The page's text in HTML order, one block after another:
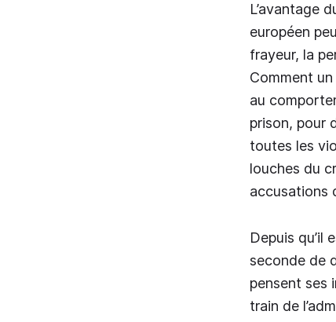
L’avantage
européen
frayeur, la
Comment
au
prison, pour
toutes les
louches du
accusations
Depuis qu’il
seconde de
pensent ses
train de